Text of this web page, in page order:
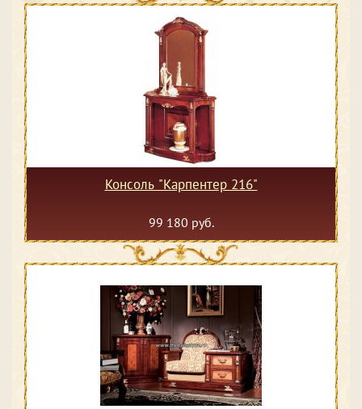
Консоль "Карпентер 216"
99 180 руб.